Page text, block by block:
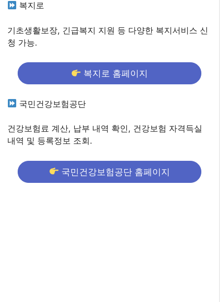
복지로
기초생활보장, 긴급복지 지원 등 다양한 복지서비스 신
청 가능.
복지로 홈페이지
국민건강보험공단
건강보험료 계산, 납부 내역 확인, 건강보험 자격득실
내역 및 등록정보 조회.
국민건강보험공단 홈페이지